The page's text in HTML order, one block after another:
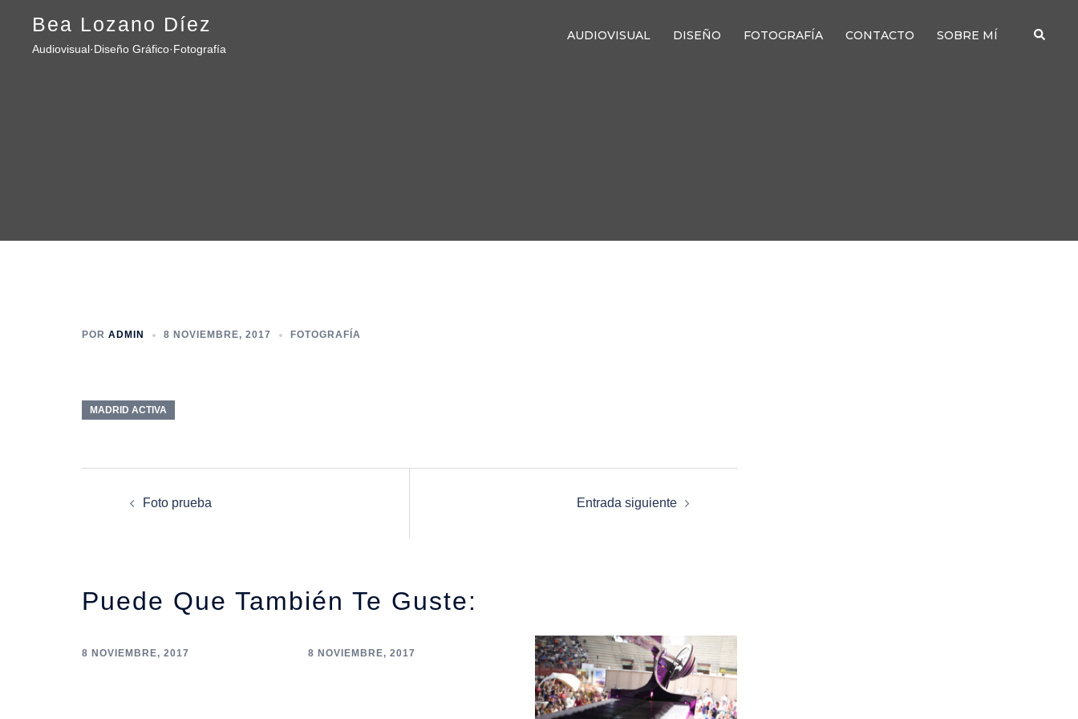
contenido
Bea Lozano Díez
Audiovisual·Diseño Gráfico·Fotografía
AUDIOVISUAL DISEÑO FOTOGRAFÍA CONTACTO SOBRE MÍ Buscar
POR ADMIN 8 NOVIEMBRE, 2017 FOTOGRAFÍA
MADRID ACTIVA
Foto prueba Entrada siguiente
Puede Que También Te Guste:
8 NOVIEMBRE, 2017 8 NOVIEMBRE, 2017